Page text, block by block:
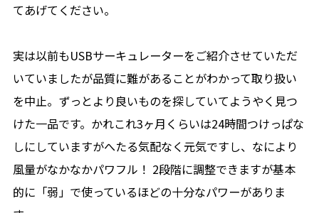
てあげてください。
実は以前もUSBサーキュレーターをご紹介させていただ
いていましたが品質に難があることがわかって取り扱い
を中止。ずっとより良いものを探していてようやく見つ
けた一品です。かれこれ3ヶ月くらいは24時間つけっぱな
しにしていますがへたる気配なく元気ですし、なにより
風量がなかなかパワフル！ 2段階に調整できますが基本
的に「弱」で使っているほどの十分なパワーがありま